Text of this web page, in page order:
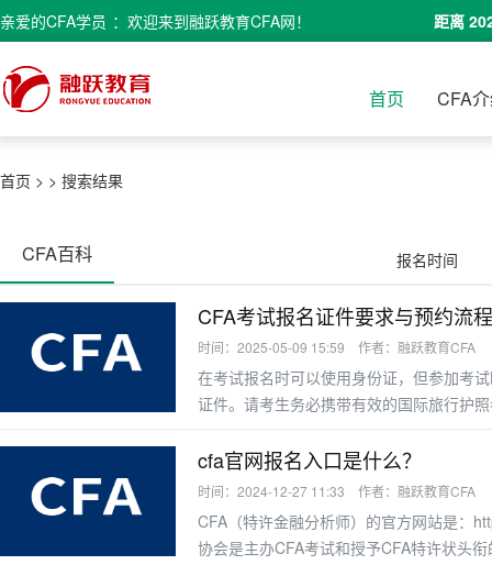
亲爱的CFA学员 ：欢迎来到融跃教育CFA网！ 距离
首页 CFA
首页 > > 搜索结果
CFA百科 报名时间
CFA考试报名证件要求与预约流程
时间：2025-05-09 15:59 作者：融跃教育CFA
在考试报名时可以使用身份证，但参加考
证件。请考生务必携带有效的国际旅行护
cfa官网报名入口是什么？
时间：2024-12-27 11:33 作者：融跃教育CFA
CFA（特许金融分析师）的官方网站是：
协会是主办CFA考试和授予CFA特许状头